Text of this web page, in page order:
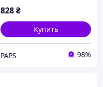
828₴
Купить
PAPS 98%